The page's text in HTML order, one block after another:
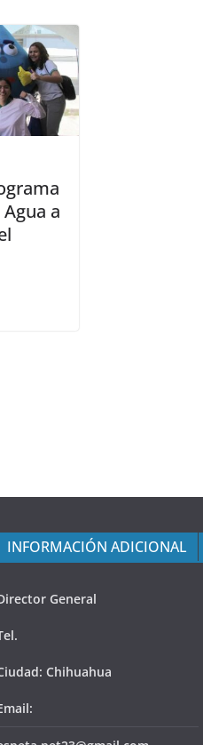
a
INFORMACIÓN ADICIONAL
General
Chihuahua